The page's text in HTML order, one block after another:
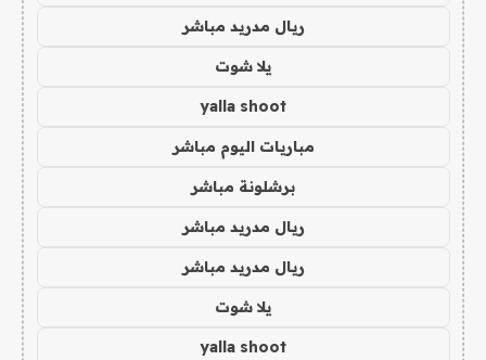
ريال مدريد مباشر
يلا شوت
yalla shoot
مباريات اليوم مباشر
برشلونة مباشر
ريال مدريد مباشر
ريال مدريد مباشر
يلا شوت
yalla shoot